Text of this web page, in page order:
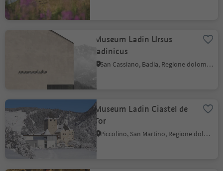
Museum Ladin Ursus
ladinicus
San Cassiano, Badia, Regione dolomitica Alta Badia
Museum Ladin Ciastel de
Tor
Piccolino, San Martino, Regione dolomitica Plan de Corones